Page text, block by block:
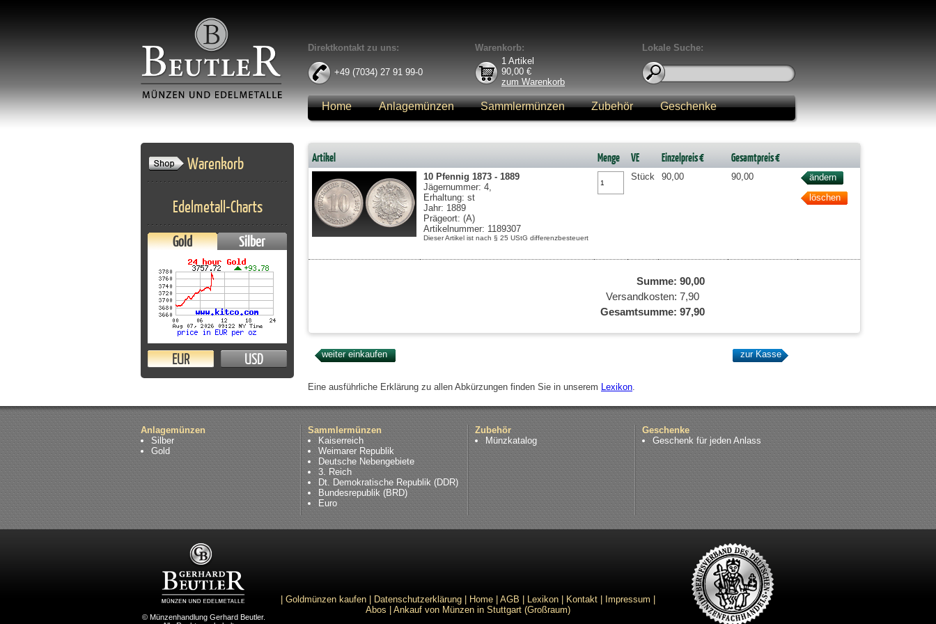
Direktkontakt zu uns:
+49 (7034) 27 91 99-0
Warenkorb:
1 Artikel
90,00 €
zum Warenkorb
Lokale Suche:
Home Anlagemünzen Sammlermünzen Zubehör Geschenke
Warenkorb
Edelmetall-Charts
Gold Silber
EUR USD
Artikel Menge VE Einzelpreis € Gesamtpreis €
10 Pfennig 1873 - 1889
Jägernummer: 4,
Erhaltung: st
Jahr: 1889
Prägeort: (A)
Artikelnummer: 1189307
Dieser Artikel ist nach § 25 UStG differenzbesteuert
Stück 90,00 90,00
Summe: 90,00
Versandkosten: 7,90
Gesamtsumme: 97,90
Eine ausführliche Erklärung zu allen Abkürzungen finden Sie in unserem Lexikon
Anlagemünzen
Silber
Gold
Sammlermünzen
Kaiserreich
Weimarer Republik
Deutsche Nebengebiete
3. Reich
Dt. Demokratische Republik (DDR)
Bundesrepublik (BRD)
Euro
Zubehör
Münzkatalog
Geschenke
Geschenk für jeden Anlass
© Münzenhandlung Gerhard Beutler.
Goldmünzen kaufen Datenschutzerklärung Home AGB Lexikon Kontakt Impressum
Abos
Ankauf von Münzen in Stuttgart (Großraum)